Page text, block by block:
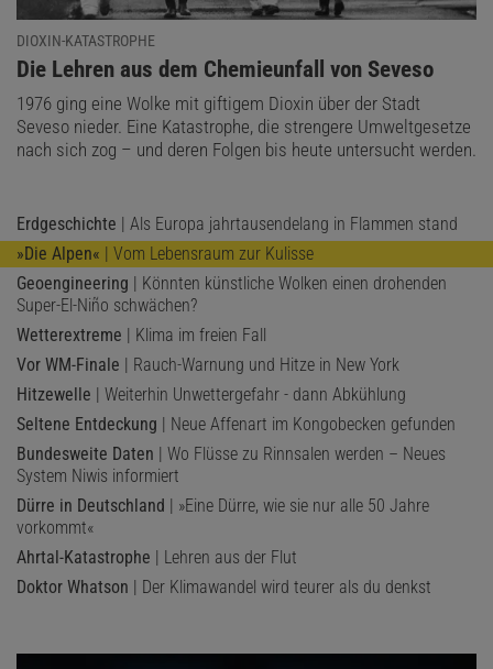
DIOXIN-KATASTROPHE
:
Die Lehren aus dem Chemieunfall von Seveso
1976 ging eine Wolke mit giftigem Dioxin über der Stadt
Seveso nieder. Eine Katastrophe, die strengere Umweltgesetze
nach sich zog – und deren Folgen bis heute untersucht werden.
Erdgeschichte | Als Europa jahrtausendelang in Flammen stand
»Die Alpen« | Vom Lebensraum zur Kulisse
Geoengineering | Könnten künstliche Wolken einen drohenden
Super-El-Niño schwächen?
Wetterextreme | Klima im freien Fall
Vor WM-Finale | Rauch-Warnung und Hitze in New York
Hitzewelle | Weiterhin Unwettergefahr - dann Abkühlung
Seltene Entdeckung | Neue Affenart im Kongobecken gefunden
Bundesweite Daten | Wo Flüsse zu Rinnsalen werden – Neues
System Niwis informiert
Dürre in Deutschland | »Eine Dürre, wie sie nur alle 50 Jahre
vorkommt«
Ahrtal-Katastrophe | Lehren aus der Flut
Doktor Whatson | Der Klimawandel wird teurer als du denkst